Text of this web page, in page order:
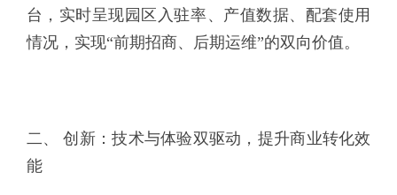
台，实时呈现园区入驻率、产值数据、配套使用
情况，实现“前期招商、后期运维”的双向价值。
二、 创新：技术与体验双驱动，提升商业转化效
能